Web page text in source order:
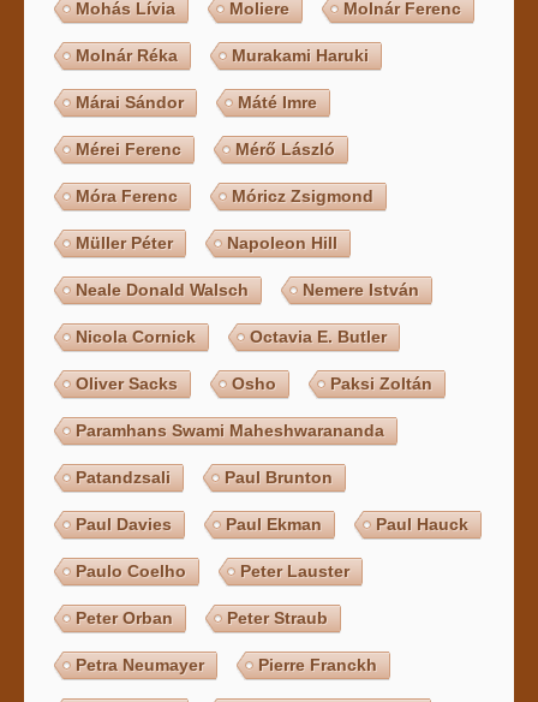
Mohás Lívia Moliere Molnár Ferenc
Molnár Réka Murakami Haruki
Márai Sándor Máté Imre
Mérei Ferenc Mérő László
Móra Ferenc Móricz Zsigmond
Müller Péter Napoleon Hill
Neale Donald Walsch Nemere István
Nicola Cornick Octavia E. Butler
Oliver Sacks Osho Paksi Zoltán
Paramhans Swami Maheshwarananda
Patandzsali Paul Brunton
Paul Davies Paul Ekman Paul Hauck
Paulo Coelho Peter Lauster
Peter Orban Peter Straub
Petra Neumayer Pierre Franckh